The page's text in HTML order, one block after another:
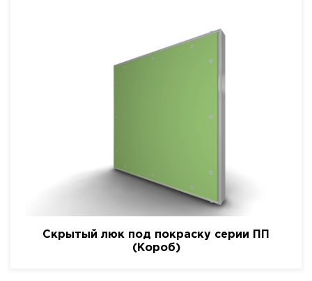
Скрытый люк под покраску серии ПП
(Короб)